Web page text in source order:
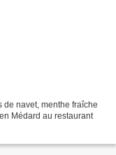
de navet, menthe fraîche
Médard au restaurant